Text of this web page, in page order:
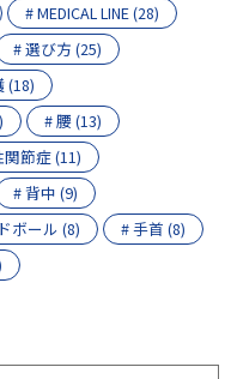
# MEDICAL LINE (28)
# 選び方 (25)
(18)
# 腰 (13)
節症 (11)
# 背中 (9)
ボール (8)
# 手首 (8)